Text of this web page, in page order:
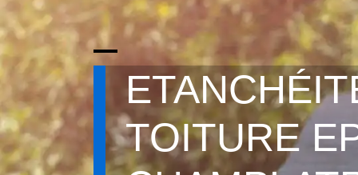
TOITURE